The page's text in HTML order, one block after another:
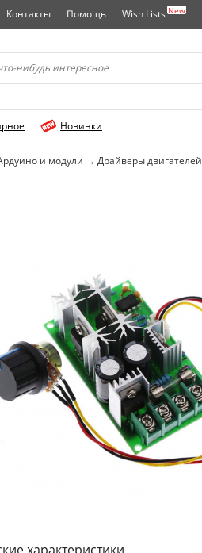
города..
Контакты Помощь Wish Lists New
Новинки
и модули → Драйверы двигателей